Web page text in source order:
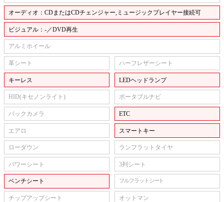
オーディオ：CDまたはCDチェンジャー,ミュージックプレイヤー接続可
ビジュアル：-／DVD再生
アルミホイール
革シート ハーフレザーシート
キーレス LEDヘッドランプ
HID(キセノンライト) ポータブルナビ
バックカメラ ETC
エアロ スマートキー
ローダウン ランフラットタイヤ
パワーシート 3列シート
ベンチシート フルフラットシート
チップアップシート オットマン